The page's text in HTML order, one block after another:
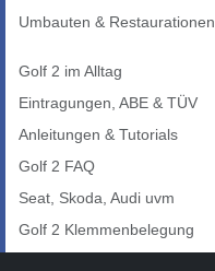
Umbauten & Restaurationen
Golf 2 im Alltag
Eintragungen, ABE & TÜV
Anleitungen & Tutorials
Golf 2 FAQ
Seat, Skoda, Audi uvm
Golf 2 Klemmenbelegung